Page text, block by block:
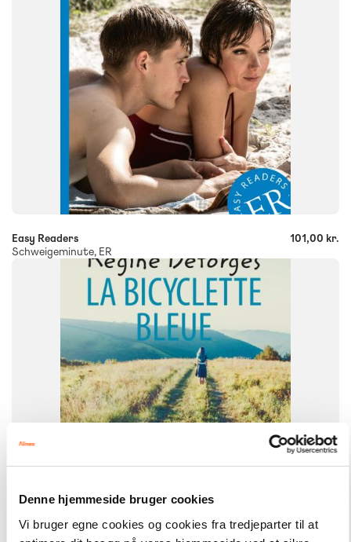
Denne hjemmeside bruger cookies
Vi bruger egne cookies og cookies fra tredjeparter til at
+
Easy Readers
Schweigeminute, ER
101,00 kr.
FORMAT
Flergangsbog
9788723543059